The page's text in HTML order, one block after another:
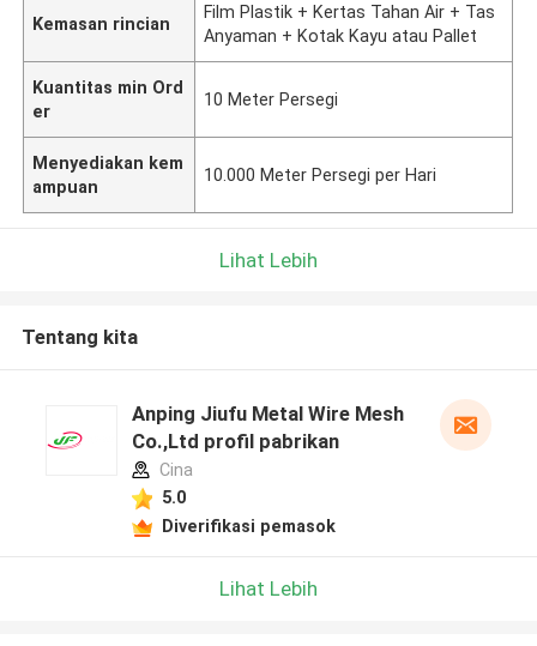
Kemasan rincian
Film Plastik + Kertas Tahan Air + Tas
Anyaman + Kotak Kayu atau Pallet
Kuantitas min Ord
er
10 Meter Persegi
Menyediakan kem
ampuan
10.000 Meter Persegi per Hari
Lihat Lebih
Tentang kita
Anping Jiufu Metal Wire Mesh
Co.,Ltd profil pabrikan
Cina
5.0
Diverifikasi pemasok
Lihat Lebih